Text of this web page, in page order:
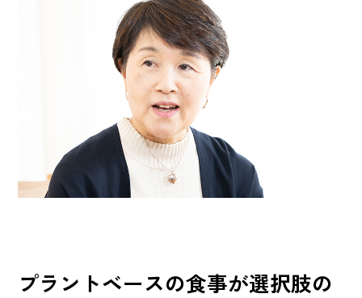
プラントベースの食事が選択肢の